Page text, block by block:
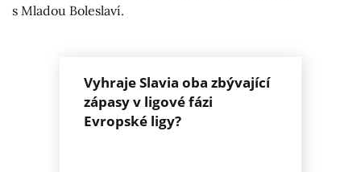
s Mladou Boleslaví.
Vyhraje Slavia oba zbývající
zápasy v ligové fázi
Evropské ligy?